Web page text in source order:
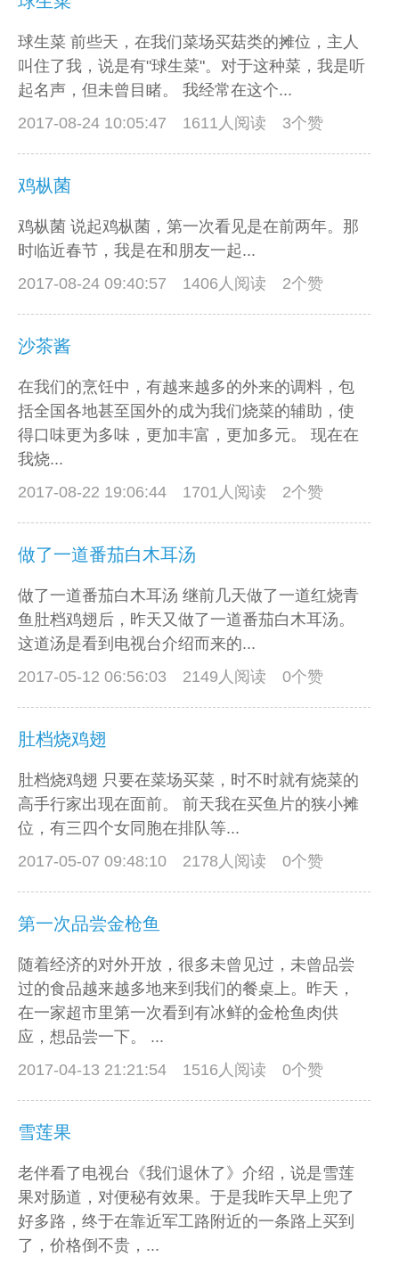
球生菜 前些天，在我们菜场买菇类的摊位，主人
叫住了我，说是有"球生菜"。对于这种菜，我是听
起名声，但未曾目睹。 我经常在这个...
2017-08-24 10:05:47
1611人阅读 3个赞
鸡枞菌
鸡枞菌 说起鸡枞菌，第一次看见是在前两年。那
时临近春节，我是在和朋友一起...
2017-08-24 09:40:57
1406人阅读 2个赞
沙茶酱
在我们的烹饪中，有越来越多的外来的调料，包
括全国各地甚至国外的成为我们烧菜的辅助，使
得口味更为多味，更加丰富，更加多元。 现在在
我烧...
2017-08-22 19:06:44
1701人阅读 2个赞
做了一道番茄白木耳汤
做了一道番茄白木耳汤 继前几天做了一道红烧青
鱼肚档鸡翅后，昨天又做了一道番茄白木耳汤。
这道汤是看到电视台介绍而来的...
2017-05-12 06:56:03
2149人阅读 0个赞
肚档烧鸡翅
肚档烧鸡翅 只要在菜场买菜，时不时就有烧菜的
高手行家出现在面前。 前天我在买鱼片的狭小摊
位，有三四个女同胞在排队等...
2017-05-07 09:48:10
2178人阅读 0个赞
第一次品尝金枪鱼
随着经济的对外开放，很多未曾见过，未曾品尝
过的食品越来越多地来到我们的餐桌上。昨天，
在一家超市里第一次看到有冰鲜的金枪鱼肉供
应，想品尝一下。 ...
2017-04-13 21:21:54
1516人阅读 0个赞
雪莲果
老伴看了电视台《我们退休了》介绍，说是雪莲
果对肠道，对便秘有效果。于是我昨天早上兜了
好多路，终于在靠近军工路附近的一条路上买到
了，价格倒不贵，...